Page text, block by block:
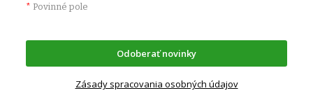
* Povinné pole
Odoberať novinky
Zásady spracovania osobných údajov